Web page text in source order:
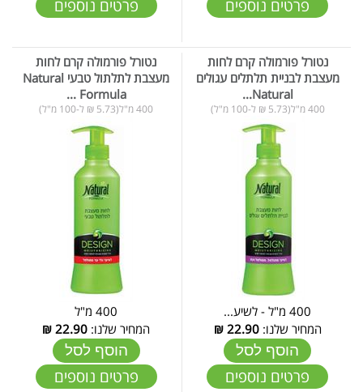
פרטים נוספים פרטים נוספים
נטורל פורמולה קרם לחות
מעצבת לבניית תלתלים עגולים
Natural...
400 מ"ל(5.73 ₪ ל-100 מ"ל)
400 מ"ל - לשיע...
המחיר שלנו:22.90
₪
הוסף לסל
פרטים נוספים
נטורל פורמולה קרם לחות
מעצבת לתלתול טבעי Natural
Formula ...
400 מ"ל(5.73 ₪ ל-100 מ"ל)
400 מ"ל
המחיר שלנו: 22.90
₪
הוסף לסל
פרטים נוספים